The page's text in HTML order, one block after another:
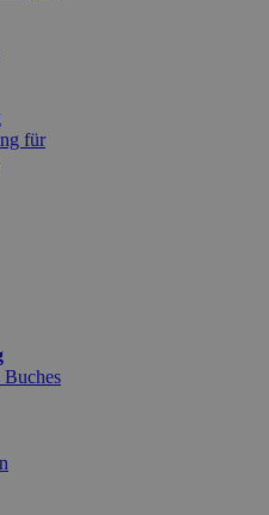
für
Buches